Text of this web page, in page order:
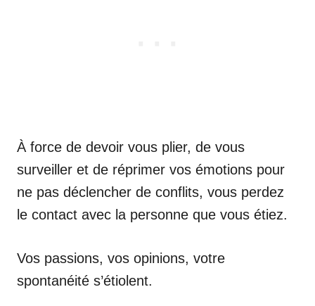
À force de devoir vous plier, de vous
surveiller et de réprimer vos émotions pour
ne pas déclencher de conflits, vous perdez
le contact avec la personne que vous étiez.
Vos passions, vos opinions, votre
spontanéité s’étiolent.